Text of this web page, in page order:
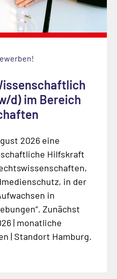
d) im Bereich
2026 eine
Hilfskraft
in der
in
Zunächst
| monatliche
| Standort Hamburg.